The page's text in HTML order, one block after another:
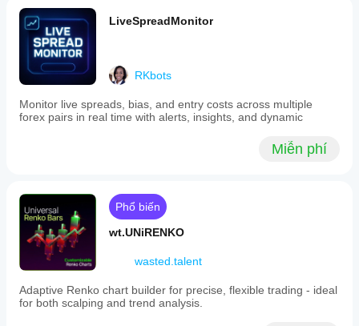
LiveSpreadMonitor
RKbots
Monitor live spreads, bias, and entry costs across multiple
forex pairs in real time with alerts, insights, and dynamic
Miễn phí
Phổ biến
wt.UNiRENKO
wasted.talent
Adaptive Renko chart builder for precise, flexible trading - ideal
for both scalping and trend analysis.